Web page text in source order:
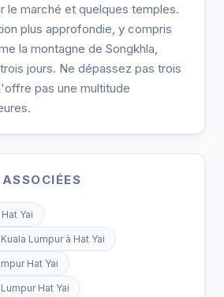
le marché et quelques temples.
plus approfondie, y compris
la montagne de Songkhla,
jours. Ne dépassez pas trois
pas une multitude
Yai
Lumpur à Hat Yai
Hat Yai
Hat Yai